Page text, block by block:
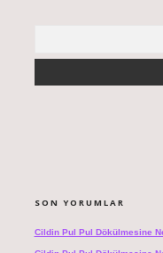
SON YORUMLAR
Cildin Pul Pul Dökülmesine